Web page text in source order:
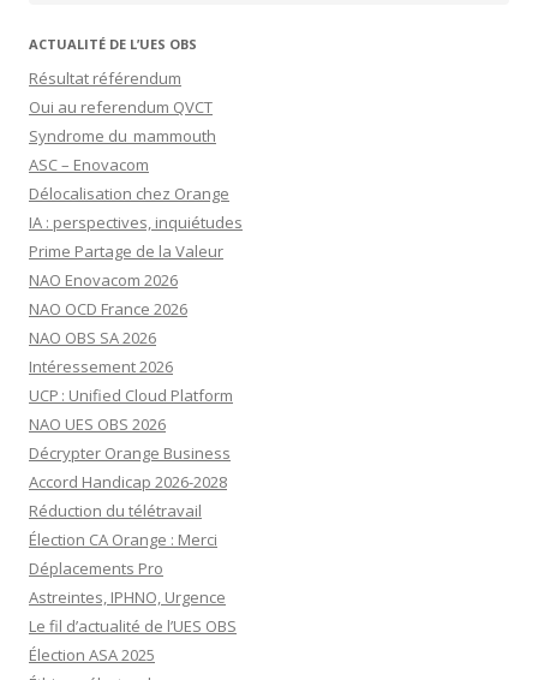
ACTUALITÉ DE L’UES OBS
Résultat référendum
Oui au referendum QVCT
Syndrome du mammouth
ASC – Enovacom
Délocalisation chez Orange
IA : perspectives, inquiétudes
Prime Partage de la Valeur
NAO Enovacom 2026
NAO OCD France 2026
NAO OBS SA 2026
Intéressement 2026
UCP : Unified Cloud Platform
NAO UES OBS 2026
Décrypter Orange Business
Accord Handicap 2026-2028
Réduction du télétravail
Élection CA Orange : Merci
Déplacements Pro
Astreintes, IPHNO, Urgence
Le fil d’actualité de l’UES OBS
Élection ASA 2025